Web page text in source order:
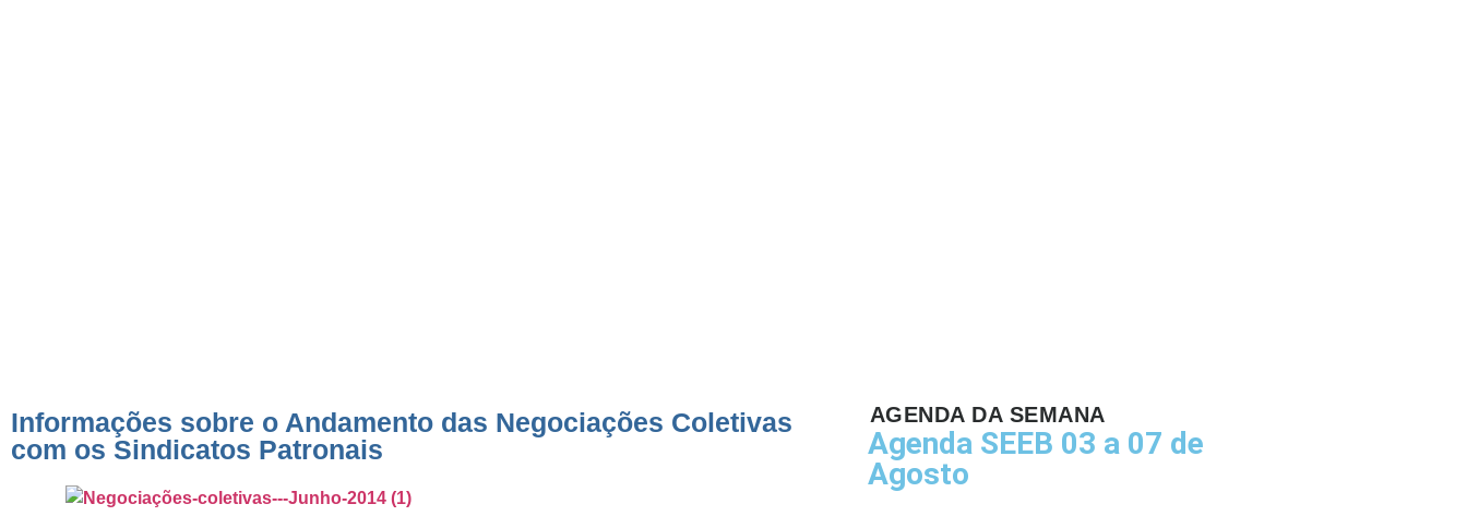
Informações sobre o Andamento das Negociações Coletivas
com os Sindicatos Patronais
AGENDA DA SEMANA
Agenda SEEB 03 a 07 de
Agosto